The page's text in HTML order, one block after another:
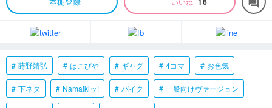
forum
蒔野靖弘 はこびや ギャグ 4コマ お色気
下ネタ Namaikiッ! バイク 一般向けヴァージョン